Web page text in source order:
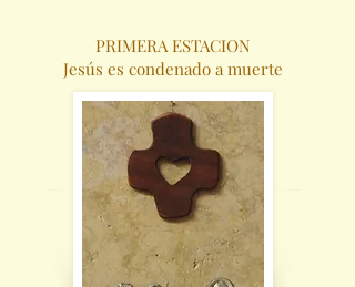
PRIMERA ESTACION
Jesús es condenado a muerte